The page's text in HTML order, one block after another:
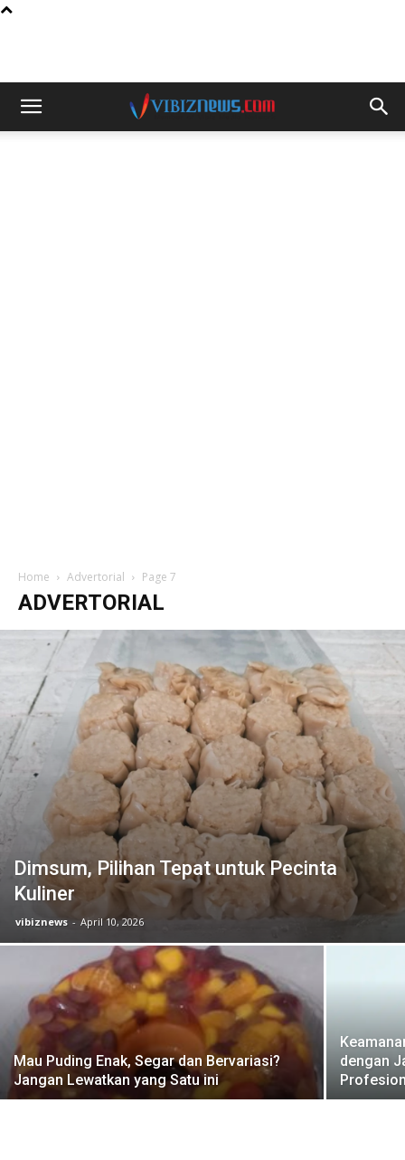
Home Advertorial Page 7
ADVERTORIAL
Dimsum, Pilihan Tepat untuk Pecinta
Kuliner
vibiznews - April 10, 2026
Mau Puding Enak, Segar dan Bervariasi?
Jangan Lewatkan yang Satu ini
dengan